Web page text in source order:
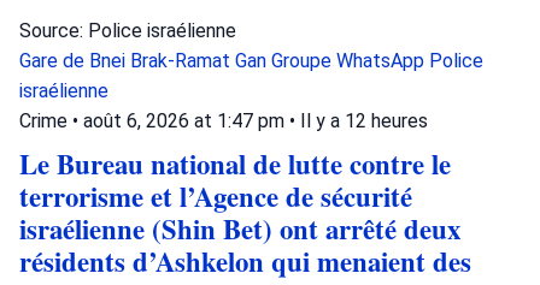
Source: Police israélienne
Gare de Bnei Brak-Ramat Gan Groupe WhatsApp Police
israélienne
Crime • août 6, 2026 at 1:47 pm • Il y a 12 heures
Le Bureau national de lutte contre le
terrorisme et l’Agence de sécurité
israélienne (Shin Bet) ont arrêté deux
résidents d’Ashkelon qui menaient des